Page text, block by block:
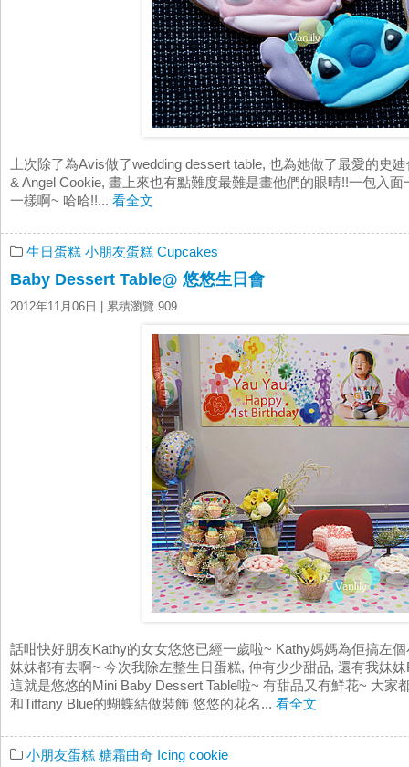
上次除了為Avis做了wedding dessert table, 也為她做了最愛的史
& Angel Cookie, 畫上來也有點難度最難是畫他們的眼晴!!一包入
一樣啊~ 哈哈!!... 看全文
生日蛋糕 小朋友蛋糕 Cupcakes
Baby Dessert Table@ 悠悠生日會
2012年11月06日 | 累積瀏覽 909
話咁快好朋友Kathy的女女悠悠已經一歲啦~ Kathy媽媽為佢搞左
妹妹都有去啊~ 今次我除左整生日蛋糕, 仲有少少甜品, 還有我妹
這就是悠悠的Mini Baby Dessert Table啦~ 有甜品又有鮮花~ 大家
和Tiffany Blue的蝴蝶結做裝飾 悠悠的花名... 看全文
小朋友蛋糕 糖霜曲奇 Icing cookie